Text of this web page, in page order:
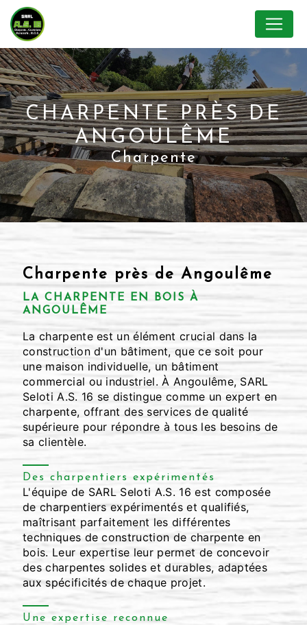
CHARPENTE PRÈS DE
ANGOULÊME
Charpente
Charpente près de Angoulême
LA CHARPENTE EN BOIS À
ANGOULÊME
La charpente est un élément crucial dans la
construction d'un bâtiment, que ce soit pour
une maison individuelle, un bâtiment
commercial ou industriel. À Angoulême, SARL
Seloti A.S. 16 se distingue comme un expert en
charpente, offrant des services de qualité
supérieure pour répondre à tous les besoins de
sa clientèle.
Des charpentiers expérimentés
L'équipe de SARL Seloti A.S. 16 est composée
de charpentiers expérimentés et qualifiés,
maîtrisant parfaitement les différentes
techniques de construction de charpente en
bois. Leur expertise leur permet de concevoir
des charpentes solides et durables, adaptées
aux spécificités de chaque projet.
Une expertise reconnue
Panneau de gestion des cookies